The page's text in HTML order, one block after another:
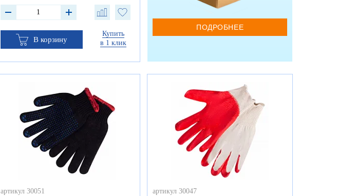
В корзину
Купить
в 1 клик
ПОДРОБНЕЕ
артикул 30051
артикул 30047